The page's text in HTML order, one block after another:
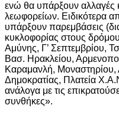
ενώ θα υπάρξουν αλλαγές
λεωφορείων. Ειδικότερα
υπάρξουν παρεμβάσεις
κυκλοφορίας στους
Αμύνης, Γ’ Σεπτεμβρίου,
Βασ. Ηρακλείου,
Καραμανλή,
Δημοκρατίας, Πλατεία
ανάλογα με τις
συνθήκες».